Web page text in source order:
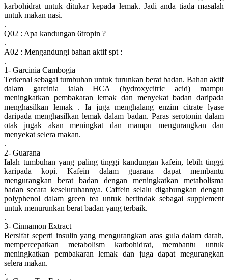
karbohidrat untuk ditukar kepada lemak. Jadi anda tiada masalah
untuk makan nasi.
.
Q02 : Apa kandungan 6tropin ?
.
A02 : Mengandungi bahan aktif spt :
.
1- Garcinia Cambogia
Terkenal sebagai tumbuhan untuk turunkan berat badan. Bahan aktif
dalam garcinia ialah HCA (hydroxycitric acid) mampu
meningkatkan pembakaran lemak dan menyekat badan daripada
menghasilkan lemak . Ia juga menghalang enzim citrate lyase
daripada menghasilkan lemak dalam badan. Paras serotonin dalam
otak jugak akan meningkat dan mampu mengurangkan dan
menyekat selera makan.
.
2- Guarana
Ialah tumbuhan yang paling tinggi kandungan kafein, lebih tinggi
karipada kopi. Kafein dalam guarana dapat membantu
mengurangkan berat badan dengan meningkatkan metabolisma
badan secara keseluruhannya. Caffein selalu digabungkan dengan
polyphenol dalam green tea untuk bertindak sebagai supplement
untuk menurunkan berat badan yang terbaik.
.
3- Cinnamon Extract
Bersifat seperti insulin yang mengurangkan aras gula dalam darah,
mempercepatkan metabolism karbohidrat, membantu untuk
meningkatkan pembakaran lemak dan juga dapat megurangkan
selera makan.
.